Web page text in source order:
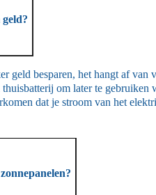
geld besparen, het hangt af
om later te
dat je stroom van het